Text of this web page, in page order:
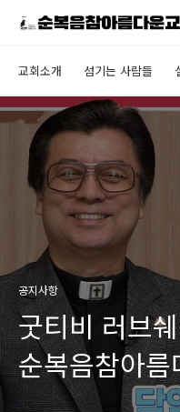
교회소개 섬기는 사람들
공지사항
굿티비 러브
순복음참아